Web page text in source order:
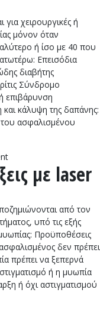
χειρουργικές ή
μόνον όταν
ή ίσο με 40 που
Επεισόδια
διαβήτης
Σύνδρομο
επιβάρυνση
και κάλυψη της δαπάνης:
ασφαλισμένου
με laser
από τον
υπό τις εξής
Προϋποθέσεις
δεν πρέπει
πρέπει να ξεπερνά
ή η μυωπία
ή όχι αστιγματισμού